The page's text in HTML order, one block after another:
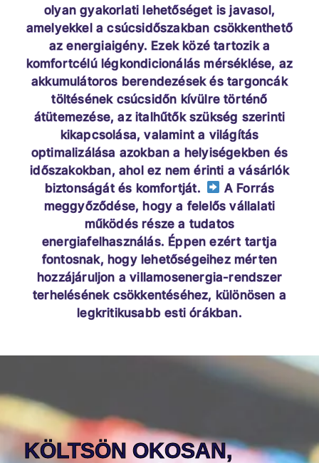
olyan gyakorlati lehetőséget is javasol,
amelyekkel a csúcsidőszakban csökkenthető
az energiaigény. Ezek közé tartozik a
komfortcélú légkondicionálás mérséklése, az
akkumulátoros berendezések és targoncák
töltésének csúcsidőn kívülre történő
átütemezése, az italhűtők szükség szerinti
kikapcsolása, valamint a világítás
optimalizálása azokban a helyiségekben és
időszakokban, ahol ez nem érinti a vásárlók
biztonságát és komfortját.
A Forrás
meggyőződése, hogy a felelős vállalati
működés része a tudatos
energiafelhasználás. Éppen ezért tartja
fontosnak, hogy lehetőségeihez mérten
hozzájáruljon a villamosenergia-rendszer
terhelésének csökkentéséhez, különösen a
legkritikusabb esti órákban.
KÖLTSÖN OKOSAN,